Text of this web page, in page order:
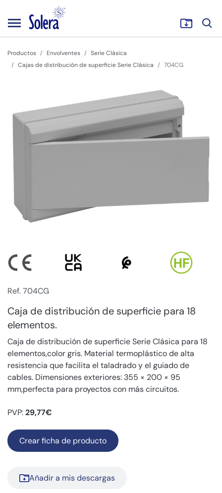
Productos Envolventes
Serie Clásica
Cajas de distribución de superficie Serie Clásica
704CG
Ref. 704CG
Caja de distribución de superficie para 18
elementos.
Caja de distribución de superficie Serie Clásica para 18
elementos,color gris. Material termoplástico de alta
resistencia que facilita el taladrado y el guiado de
cables. Dimensiones exteriores: 355 × 200 × 95
mm,perfecta para proyectos con más circuitos.
PVP:29,77€
Crear ficha de producto
Añadir a mis descargas